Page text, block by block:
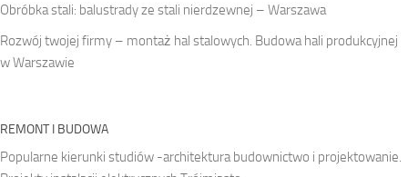
Obróbka stali: balustrady ze stali nierdzewnej – Warszawa
Rozwój twojej firmy – montaż hal stalowych. Budowa hali produkcyjnej
w Warszawie
REMONT I BUDOWA
Popularne kierunki studiów -architektura budownictwo i projektowanie.